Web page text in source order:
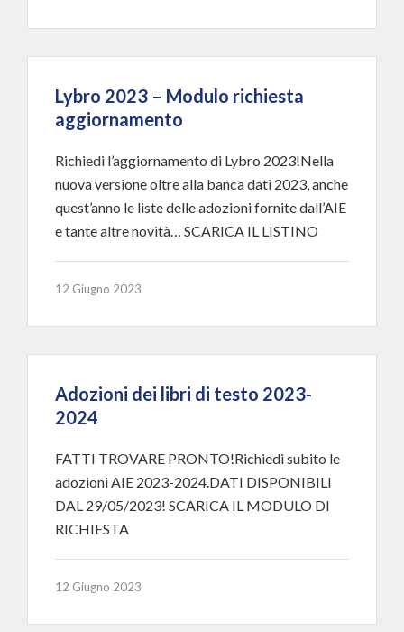
Lybro 2023 – Modulo richiesta
aggiornamento
Richiedi l’aggiornamento di Lybro 2023!Nella
nuova versione oltre alla banca dati 2023, anche
quest’anno le liste delle adozioni fornite dall’AIE
e tante altre novità… SCARICA IL LISTINO
12 Giugno 2023
Adozioni dei libri di testo 2023-
2024
FATTI TROVARE PRONTO!Richiedi subito le
adozioni AIE 2023-2024.DATI DISPONIBILI
DAL 29/05/2023! SCARICA IL MODULO DI
RICHIESTA
12 Giugno 2023